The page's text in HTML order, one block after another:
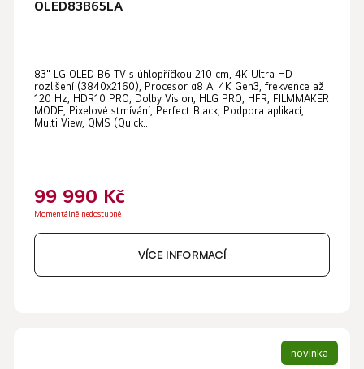
OLED83B65LA
83" LG OLED B6 TV s úhlopříčkou 210 cm, 4K Ultra HD
rozlišení (3840x2160), Procesor α8 AI 4K Gen3, frekvence až
120 Hz, HDR10 PRO, Dolby Vision, HLG PRO, HFR, FILMMAKER
MODE, Pixelové stmívání, Perfect Black, Podpora aplikací,
Multi View, QMS (Quick...
99 990 Kč
Momentálně nedostupné
VÍCE INFORMACÍ
novinka